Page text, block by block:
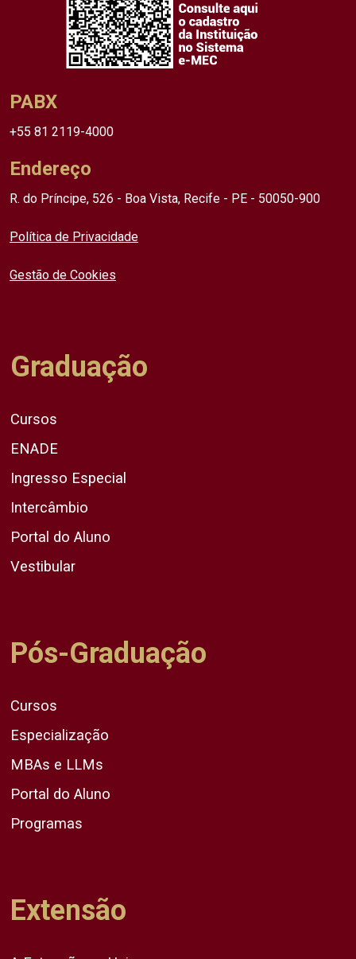
PABX
+55 81 2119-4000
Endereço
R. do Príncipe, 526 - Boa Vista, Recife - PE - 50050-900
Política de Privacidade
Gestão de Cookies
Graduação
Cursos
ENADE
Ingresso Especial
Intercâmbio
Portal do Aluno
Vestibular
Pós-Graduação
Cursos
Especialização
MBAs e LLMs
Portal do Aluno
Programas
Extensão